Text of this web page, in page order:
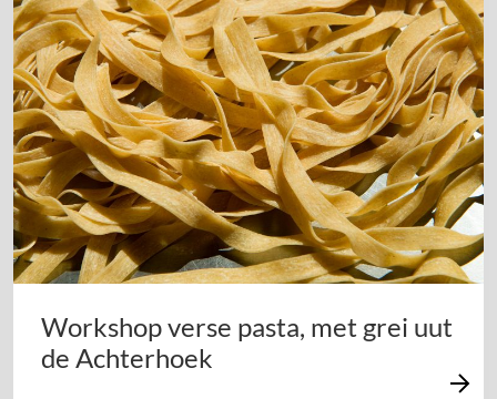
Workshop verse pasta, met grei uut
de Achterhoek